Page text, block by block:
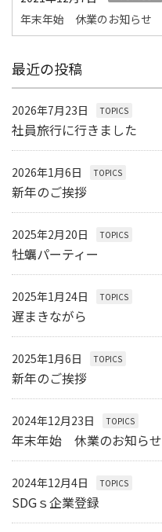
年末年始 休業のお知らせ
最近の投稿
2026年7月23日 TOPICS
社員旅行に行きました
2026年1月6日 TOPICS
新年のご挨拶
2025年2月20日 TOPICS
牡蠣パーティー
2025年1月24日 TOPICS
遅まきながら
2025年1月6日 TOPICS
新年のご挨拶
2024年12月23日 TOPICS
年末年始 休業のお知らせ
2024年12月4日 TOPICS
SDGｓ企業登録